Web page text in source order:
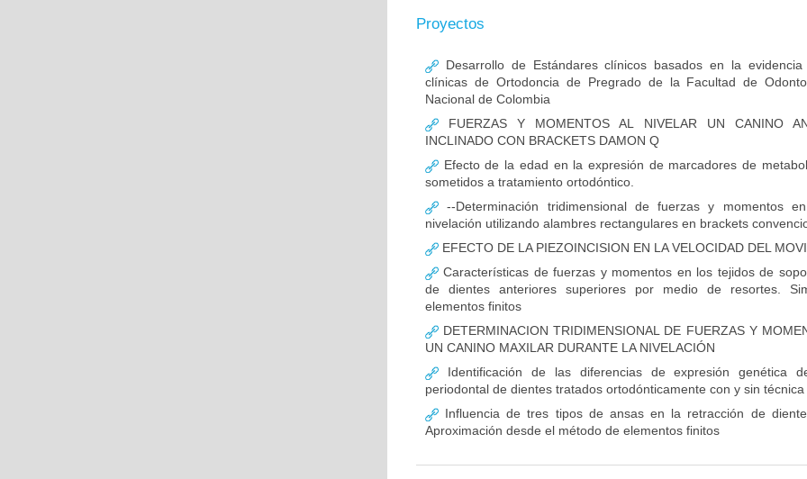
Proyectos
Desarrollo de Estándares clínicos basados en la
clínicas de Ortodoncia de Pregrado de la Facultad de
Nacional de Colombia
FUERZAS Y MOMENTOS AL NIVELAR UN CANINO
INCLINADO CON BRACKETS DAMON Q
Efecto de la edad en la expresión de marcadores de
sometidos a tratamiento ortodóntico.
--Determinación tridimensional de fuerzas y momentos
nivelación utilizando alambres rectangulares en brackets
EFECTO DE LA PIEZOINCISION EN LA VELOCIDAD DEL
Características de fuerzas y momentos en los tejidos de
de dientes anteriores superiores por medio de resortes.
elementos finitos
DETERMINACION TRIDIMENSIONAL DE FUERZAS Y
UN CANINO MAXILAR DURANTE LA NIVELACIÓN
Identificación de las diferencias de expresión genética
periodontal de dientes tratados ortodónticamente con y sin
Influencia de tres tipos de ansas en la retracción de
Aproximación desde el método de elementos finitos